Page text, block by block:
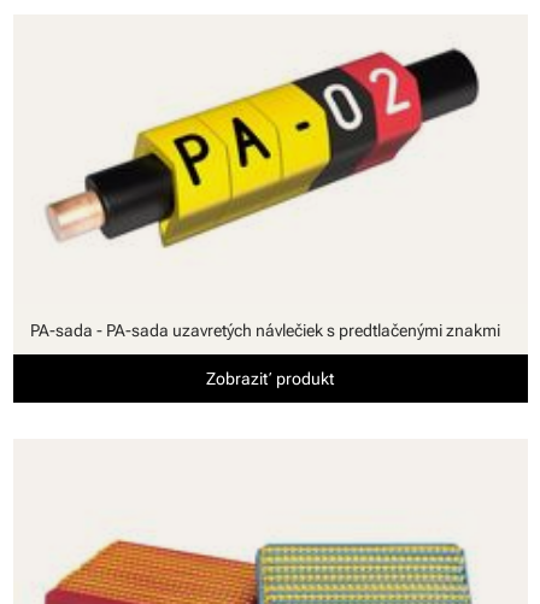
PA-sada - PA-sada uzavretých návlečiek s predtlačenými znakmi
Zobraziť produkt